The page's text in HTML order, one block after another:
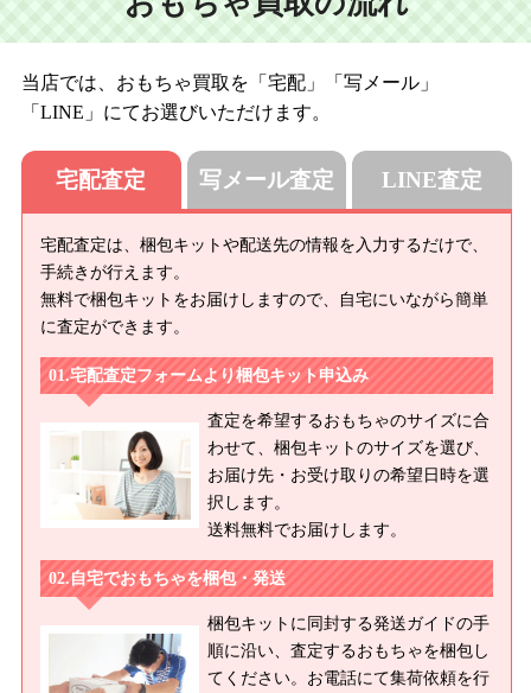
当店では、おもちゃ買取を「宅配」「写メール」
「LINE」にてお選びいただけます。
宅配査定
宅配査定は、梱包キットや配送先の情報を入力するだけで、
手続きが行えます。
無料で梱包キットをお届けしますので、自宅にいながら簡単
に査定ができます。
宅配査定フォームより梱包キット申込み
査定を希望するおもちゃのサイズに合
わせて、梱包キットのサイズを選び、
お届け先・お受け取りの希望日時を選
択します。
送料無料でお届けします。
自宅でおもちゃを梱包・発送
梱包キットに同封する発送ガイドの手
順に沿い、査定するおもちゃを梱包し
てください。お電話にて集荷依頼を行
写メール査定 LINE査定